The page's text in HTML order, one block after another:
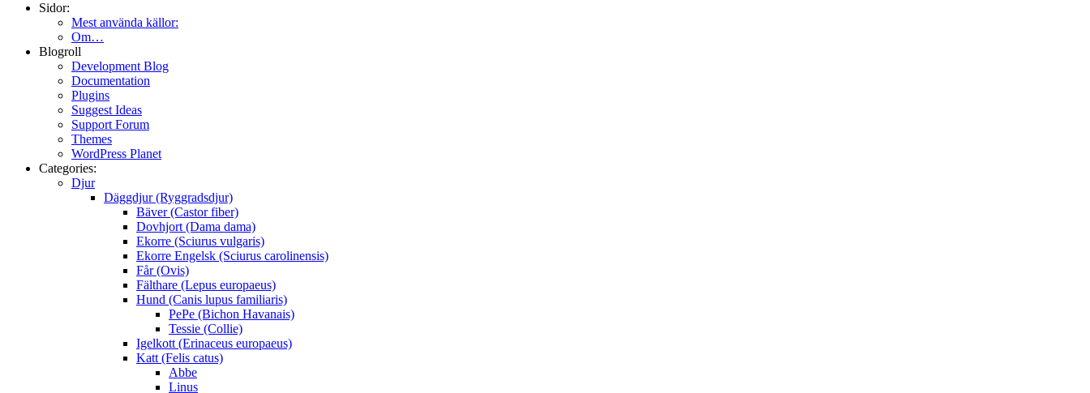
Sidor:
Mest använda källor:
Om…
Blogroll
Development Blog
Documentation
Plugins
Suggest Ideas
Support Forum
Themes
WordPress Planet
Categories:
Djur
Däggdjur (Ryggradsdjur)
Bäver (Castor fiber)
Dovhjort (Dama dama)
Ekorre (Sciurus vulgaris)
Ekorre Engelsk (Sciurus carolinensis)
Får (Ovis)
Fälthare (Lepus europaeus)
Hund (Canis lupus familiaris)
PePe (Bichon Havanais)
Tessie (Collie)
Igelkott (Erinaceus europaeus)
Katt (Felis catus)
Abbe
Linus